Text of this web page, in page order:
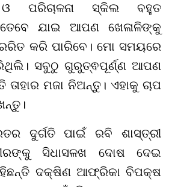
ଓ ପରିଚାଳନା ସ୍କିଲ ବହୁତ
ତେବେ ଯାଇ ଆପଣ ଖେଳାଳିଙ୍କୁ
କରି ପାରିବେ। ମୋ ସମୟରେ
ସବୁଠୁ ଗୁରୁତ୍ଵପୂର୍ଣ୍ଣ ଆପଣ
ତାହାର ମଜା ନିଅନ୍ତୁ। ଏହାକୁ ଚାପ
ଦୁର୍ଗତି ପାଇଁ ରବି ଶାସ୍ତ୍ରୀ
ସିଧାସଳଖ ଦୋଷ ଦେଇ
କହିଛନ୍ତି ଦକ୍ଷିଣ ଆଫ୍ରିକା ବିପକ୍ଷ